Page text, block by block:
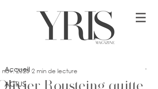
Accueil
ACTUS
Rousteing quitte
nov. 2025 2 min de lecture